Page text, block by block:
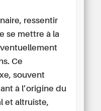
ressentir
se mettre à la
Ce
souvent
à l’origine du
et altruiste,